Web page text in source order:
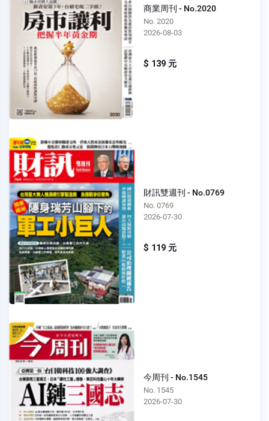
商業周刊 - No.2020
No. 2020
2026-08-03
$ 139 元
財訊雙週刊 - No.0769
No. 0769
2026-07-30
$ 119 元
今周刊 - No.1545
No. 1545
2026-07-30